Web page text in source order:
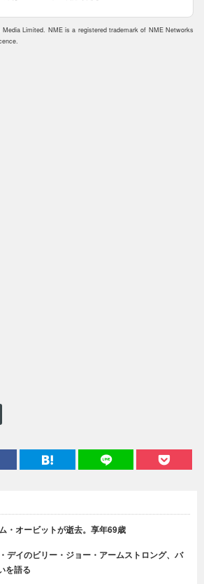
Limited. NME is a registered trademark of NME Networks
・オービットが逝去。享年69歳
デイのビリー・ジョー・アームストロング、バ
を語る